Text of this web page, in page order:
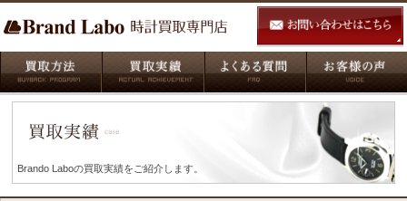
Brando Laboの買取実績をご紹介します。